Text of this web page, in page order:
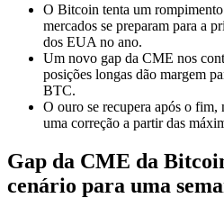
O Bitcoin tenta um
mercados se preparam para a
dos EUA no ano.
Um novo gap da CME nos
posições longas dão margem
BTC.
O ouro se recupera após o
uma correção a partir das
Gap da CME da
cenário para uma